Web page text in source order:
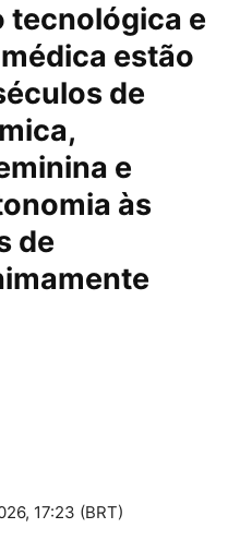
tecnológica e
estão
de
e
às
de
17:23 (BRT)